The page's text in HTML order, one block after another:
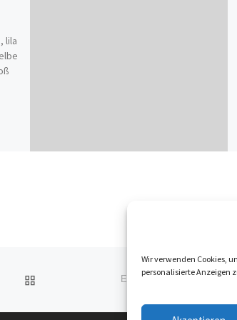
Wir verwenden Cookies,
personalisierte Anzeigen
lila
ZURÜCK ZUR BEITRAGSLISTE